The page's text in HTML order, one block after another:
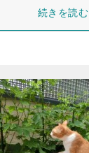
続きを読む